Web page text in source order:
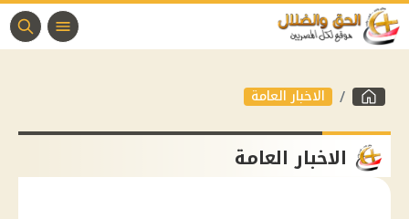
الاخبار العامة
الاخبار العامة